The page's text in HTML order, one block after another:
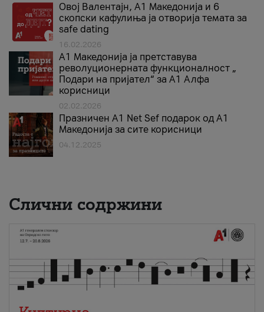
Овој Валентајн, A1 Македонија и 6
скопски кафулиња ја отворија темата за
safe dating
16.02.2026
А1 Македонија ја претставува
револуционерната функционалност „
Подари на пријател“ за А1 Алфа
корисници
02.02.2026
Празничен A1 Net Sеf подарок од А1
Македонија за сите корисници
04.12.2025
Слични содржини